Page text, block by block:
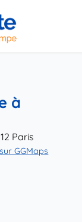
à
Paris
GGMaps